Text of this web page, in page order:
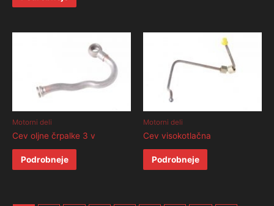
Motorni deli
Cev oljne črpalke 3 v
Podrobneje
Motorni deli
Cev visokotlačna
Podrobneje